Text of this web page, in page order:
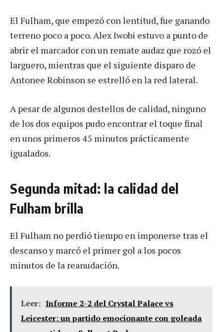
El Fulham, que empezó con lentitud, fue ganando
terreno poco a poco. Alex Iwobi estuvo a punto de
abrir el marcador con un remate audaz que rozó el
larguero, mientras que el siguiente disparo de
Antonee Robinson se estrelló en la red lateral.
A pesar de algunos destellos de calidad, ninguno
de los dos equipos pudo encontrar el toque final
en unos primeros 45 minutos prácticamente
igualados.
Segunda mitad: la calidad del
Fulham brilla
El Fulham no perdió tiempo en imponerse tras el
descanso y marcó el primer gol a los pocos
minutos de la reanudación.
Leer: Informe 2-2 del Crystal Palace vs
Leicester: un partido emocionante con goleada